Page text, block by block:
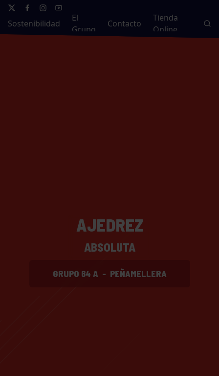
Sostenibilidad
El
Grupo
Contacto
Tienda
Online
AJEDREZ
ABSOLUTA
GRUPO 64 A - PEÑAMELLERA